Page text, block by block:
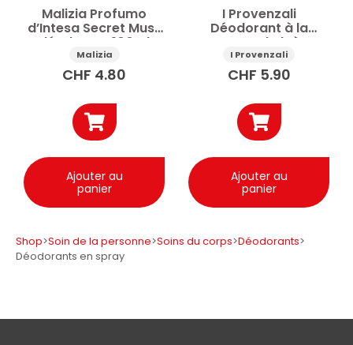
Malizia Profumo
d’Intesa Secret Musk
déodorant 100ml
Malizia
CHF 4.80
Ajouter au
panier
I Provenzali
Déodorant à la
vapeur d’aloès
biologique 75ml
I Provenzali
CHF 5.90
Ajouter au
panier
Shop>Soin de la personne>Soins du corps>Déodorants>
Déodorants en spray